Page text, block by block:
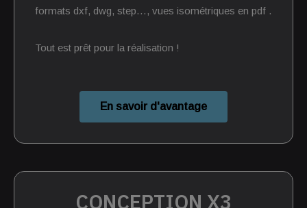
formats dxf, dwg, step…, vues isométriques en pdf .
Tout est prêt pour la réalisation !
En savoir d'avantage
CONCEPTION X3